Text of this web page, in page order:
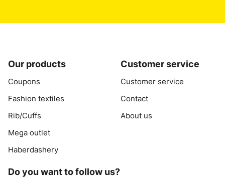
Our products
Coupons
Fashion textiles
Rib/Cuffs
Mega outlet
Haberdashery
Customer service
Customer service
Contact
About us
Do you want to follow us?